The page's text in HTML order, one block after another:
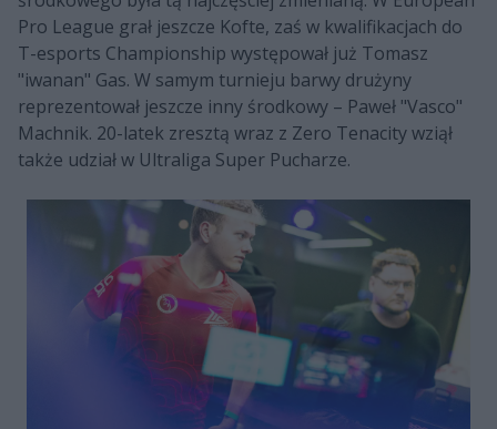
Pro League grał jeszcze Kofte, zaś w kwalifikacjach do
T-esports Championship występował już Tomasz
"iwanan" Gas. W samym turnieju barwy drużyny
reprezentował jeszcze inny środkowy – Paweł "Vasco"
Machnik. 20-latek zresztą wraz z Zero Tenacity wziął
także udział w Ultraliga Super Pucharze.